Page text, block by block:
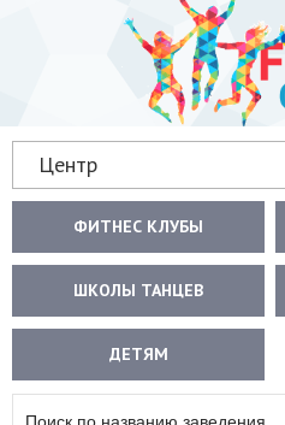
Центр
ФИТНЕС КЛУБЫ
ШКОЛЫ ТАНЦЕВ
ДЕТЯМ